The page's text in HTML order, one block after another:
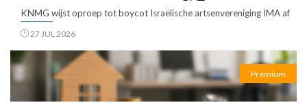
KNMG wijst oproep tot boycot Israëlische artsenvereniging IMA af
27 JUL 2026
Premium